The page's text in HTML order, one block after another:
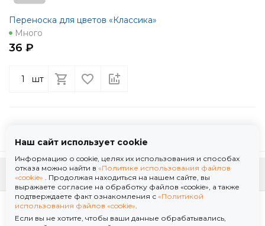
Переноска для цветов «Классика»
Много
36 ₽
шт
К началу страницы
© 2026 ООО "Флор Мануфактура" .Все права защищены. Информация сайта защищена
Политика обработки персональных данных
Политика использования файлов «cookie»
Наш сайт использует cookie
Информацию о cookie, целях их использования и способах
отказа можно найти в «Политике использования файлов
«cookie» . Продолжая находиться на нашем сайте, вы
выражаете согласие на обработку файлов «cookie», а также
подтверждаете факт ознакомления с «Политикой
использования файлов «cookie».
Если вы не хотите, чтобы ваши данные обрабатывались,